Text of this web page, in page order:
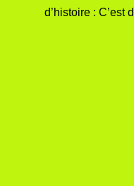
d’histoire : C’est